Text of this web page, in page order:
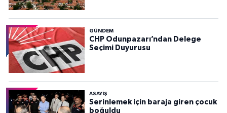
GÜNDEM
CHP Odunpazarı’ndan Delege
Seçimi Duyurusu
ASAYİŞ
Serinlemek için baraja giren çocuk
boğuldu